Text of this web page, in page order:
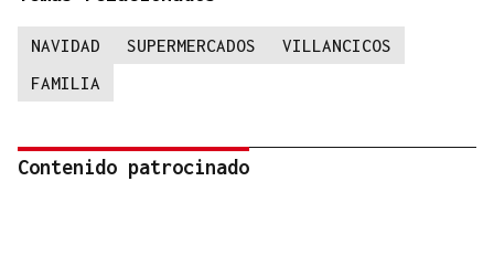
NAVIDAD SUPERMERCADOS
VILLANCICOS
FAMILIA
Contenido patrocinado